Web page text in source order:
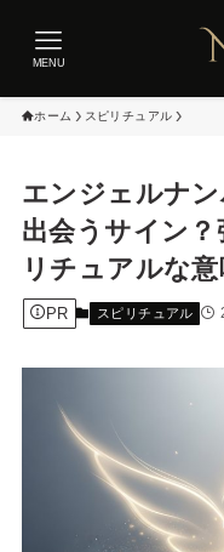
MENU
ホーム スピリチュアル
エンジェルナ
出会うサイン
リチュアルな
PR スピリチュアル